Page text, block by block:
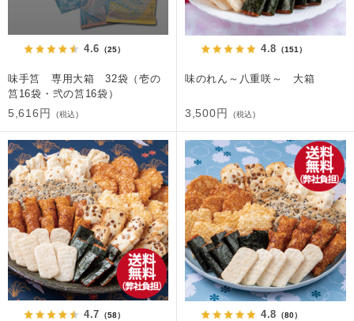
4.6 （25）
味手筥 専用大箱 32袋（壱の
筥16袋・弐の筥16袋）
5,616円 (税込)
4.8 （151）
味のれん～八重咲～ 大箱
3,500円 (税込)
4.7 （58） 4.8 （80）